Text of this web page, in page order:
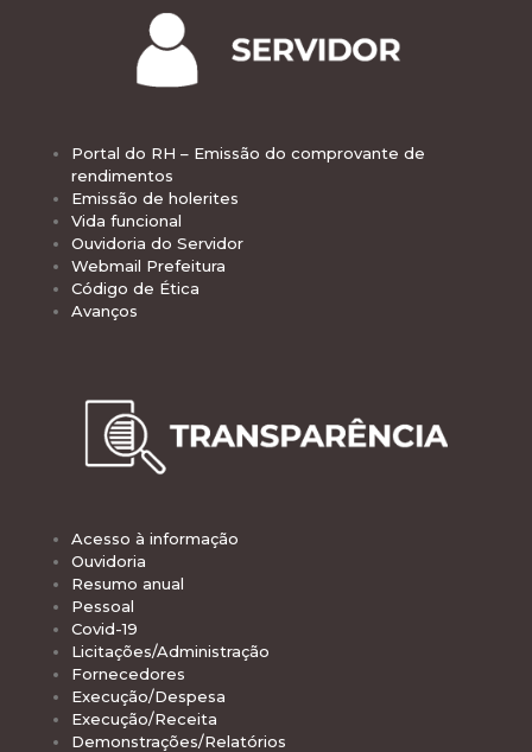
Portal do RH – Emissão do comprovante de
rendimentos
Emissão de holerites
Vida funcional
Ouvidoria do Servidor
Webmail Prefeitura
Código de Ética
Avanços
Acesso à informação
Ouvidoria
Resumo anual
Pessoal
Covid-19
Licitações/Administração
Fornecedores
Execução/Despesa
Execução/Receita
Demonstrações/Relatórios